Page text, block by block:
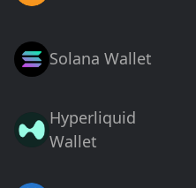
Solana Wallet
Hyperliquid
Wallet